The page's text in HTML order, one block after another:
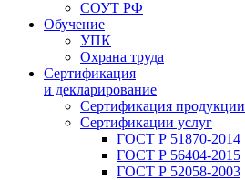
СОУТ РФ
Обучение
УПК
Охрана труда
Сертификация
и декларирование
Сертификация продукции
Сертификации услуг
ГОСТ Р 51870-2014
ГОСТ Р 56404-2015
ГОСТ Р 52058-2003